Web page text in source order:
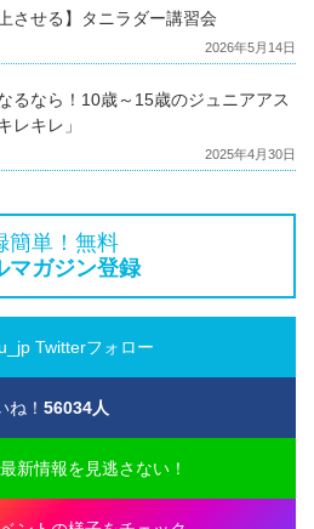
させる】タニラダー講習会
2026年5月14日
るなら！10歳～15歳のジュニアアス
レキレ」
2025年4月30日
簡単！無料
マガジン登録
Twitterフォロー
ね！ 56034人
新情報を見逃さない！